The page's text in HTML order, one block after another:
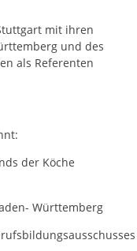
mit ihren
und des
als Referenten
der Köche
Württemberg